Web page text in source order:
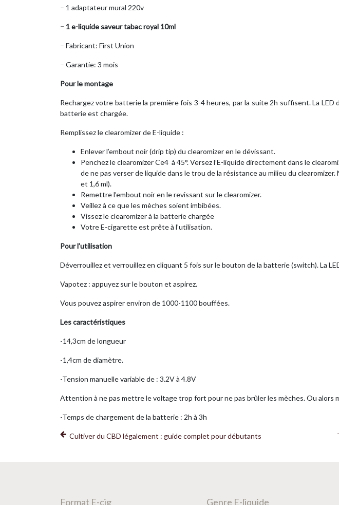
– 1 adaptateur mural 220v
– 1 e-liquide saveur tabac royal 10ml
– Fabricant: First Union
– Garantie: 3 mois
Pour le montage
Rechargez votre batterie la première fois 3-4 heures, par la suite 2h suffisent. La LED
batterie est chargée.
Remplissez le clearomizer de E-liquide :
Enlever l’embout noir (drip tip) du clearomizer en le dévissant.
Penchez le clearomizer Ce4 à 45°. Versez l’E-liquide directement dans le
de ne pas verser de liquide dans le trou de la résistance au milieu du
et 1,6 ml).
Remettre l’embout noir en le revissant sur le clearomizer.
Veillez à ce que les mèches soient imbibées.
Vissez le clearomizer à la batterie chargée
Votre E-cigarette est prête à l’utilisation.
Pour l’utilisation
Déverrouillez et verrouillez en cliquant 5 fois sur le bouton de la batterie (switch). La
Vapotez : appuyez sur le bouton et aspirez.
Vous pouvez aspirer environ de 1000-1100 bouffées.
Les caractéristiques
-14,3cm de longueur
-1,4cm de diamètre.
-Tension manuelle variable de : 3.2V à 4.8V
Attention à ne pas mettre le voltage trop fort pour ne pas brûler les mèches. Ou alors
-Temps de chargement de la batterie : 2h à 3h
Cultiver du CBD légalement : guide complet pour débutants
Format E-cig Genre E-liquide